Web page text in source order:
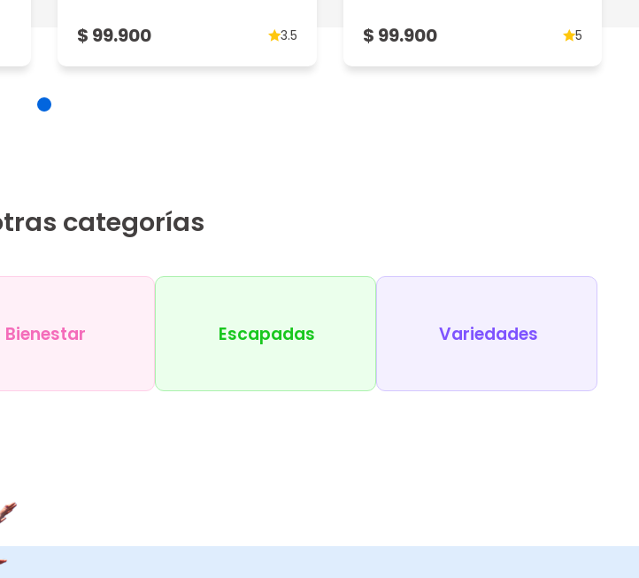
$ 99.900 3.5 $ 99.900 5
categorías
Bienestar Escapadas Variedades